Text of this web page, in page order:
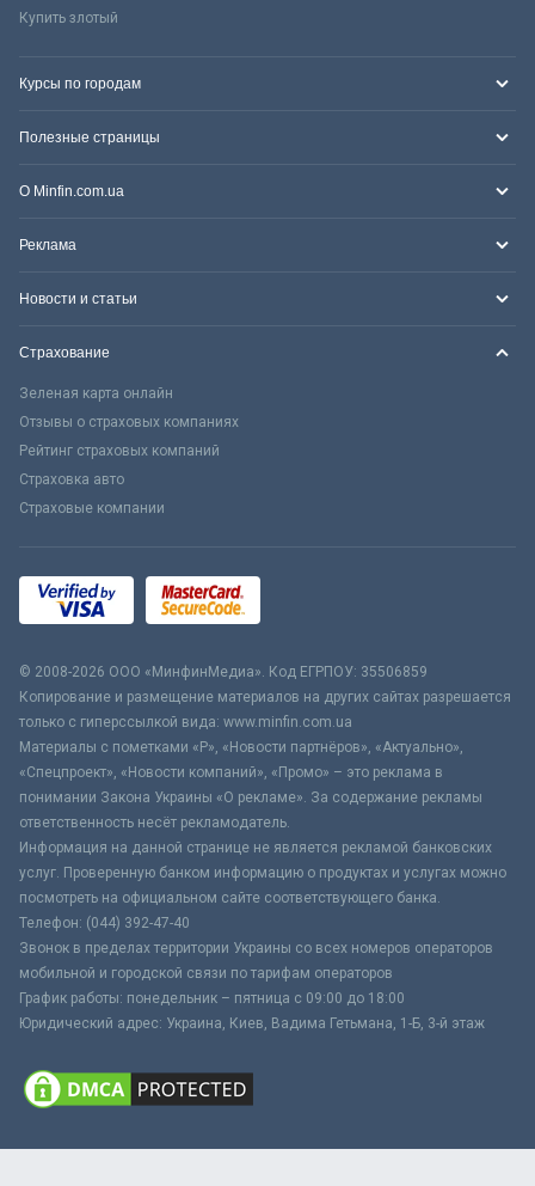
Купить злотый
Курсы по городам
Полезные страницы
О Minfin.com.ua
Реклама
Новости и статьи
Страхование
Зеленая карта онлайн
Отзывы о страховых компаниях
Рейтинг страховых компаний
Страховка авто
Страховые компании
© 2008-2026 ООО «МинфинМедиа». Код ЕГРПОУ: 35506859
Копирование и размещение материалов на других сайтах разрешается
только с гиперссылкой вида: www.minfin.com.ua
Материалы с пометками «Р», «Новости партнёров», «Актуально»,
«Спецпроект», «Новости компаний», «Промо» – это реклама в
понимании Закона Украины «О рекламе». За содержание рекламы
ответственность несёт рекламодатель.
Информация на данной странице не является рекламой банковских
услуг. Проверенную банком информацию о продуктах и услугах можно
посмотреть на официальном сайте соответствующего банка.
Телефон: (044) 392-47-40
Звонок в пределах территории Украины со всех номеров операторов
мобильной и городской связи по тарифам операторов
График работы: понедельник – пятница с 09:00 до 18:00
Юридический адрес: Украина, Киев, Вадима Гетьмана, 1-Б, 3-й этаж